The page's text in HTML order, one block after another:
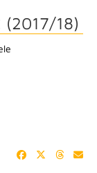
(2017/18)